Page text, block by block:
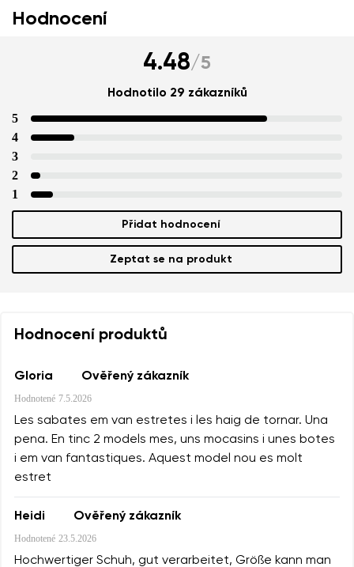
Hodnocení
4.48/5
Hodnotilo 29 zákazníků
5
4
3
2
1
Přidat hodnocení
Zeptat se na produkt
Hodnocení produktů
Gloria Ověřený zákazník
Hodnotené 7.5.2026
Les sabates em van estretes i les haig de tornar. Una
pena. En tinc 2 models mes, uns mocasins i unes botes
i em van fantastiques. Aquest model nou es molt
estret
Heidi Ověřený zákazník
Hodnotené 23.5.2026
Hochwertiger Schuh, gut verarbeitet, Größe kann man